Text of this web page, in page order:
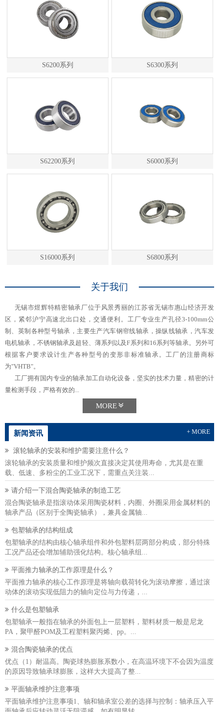
S6200系列 S6300系列
S62200系列 S6000系列
S16000系列 S6800系列
关于我们
无锡市煜辉特精密轴承厂位于风景秀丽的江苏省无锡市惠山经济开发
区，紧邻沪宁高速北出口处，交通便利。工厂专业生产孔径3-100mm公
制、英制各种型号轴承，主要生产汽车钢帘线轴承，操纵线轴承，汽车发
电机轴承，不锈钢轴承及超轻、薄系列以及F系列和16系列等轴承。另外可
根据客户要求设计生产各种型号的变形非标准轴承。工厂的注册商标
为"VHTB"。
工厂拥有国内专业的轴承加工自动化设备，坚实的技术力量，精密的计
量检测手段，严格有效的...
MORE
新闻资讯 + MORE
滚轮轴承的安装和维护需要注意什么？
滚轮轴承的安装质量和维护频次直接决定其使用寿命，尤其是在重
载、低速、多粉尘的工业工况下，需重点关注装...
请介绍一下混合陶瓷轴承的制造工艺
混合陶瓷轴承是指滚动体采用陶瓷材料，内圈、外圈采用金属材料的
轴承产品（区别于全陶瓷轴承），兼具金属轴...
包塑轴承的结构组成
包塑轴承的结构由核心轴承组件和外包塑料层两部分构成，部分特殊
工况产品还会增加辅助强化结构。核心轴承组...
平面推力轴承的工作原理是什么？
平面推力轴承的核心工作原理是将轴向载荷转化为滚动摩擦，通过滚
动体的滚动实现低阻力的轴向定位与力传递，...
什么是包塑轴承
包塑轴承一般指在轴承的外面包上一层塑料，塑料材质一般是尼龙
PA，聚甲醛POM及工程塑料聚丙烯、pp。...
混合陶瓷轴承的优点
优点（1）耐温高。陶瓷球热膨胀系数小，在高温环境下不会因为温度
的原因导致轴承球膨胀，这样大大提高了整...
平面轴承维护注意事项
平面轴承维护注意事项1、轴和轴承室公差的选择与控制：轴承压入平